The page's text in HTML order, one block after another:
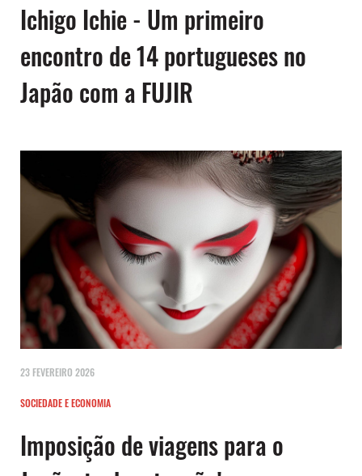
Ichigo Ichie - Um primeiro
encontro de 14 portugueses no
Japão com a FUJIR
23 FEVEREIRO 2026
SOCIEDADE E ECONOMIA
Imposição de viagens para o